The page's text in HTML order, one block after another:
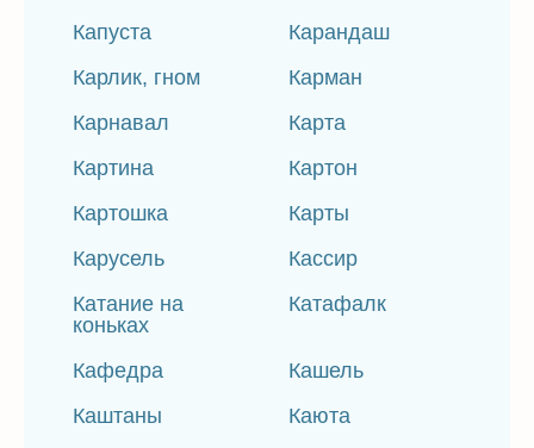
Капуста
Карандаш
Карлик, гном
Карман
Карнавал
Карта
Картина
Картон
Картошка
Карты
Карусель
Кассир
Катание на
коньках
Катафалк
Кафедра
Кашель
Каштаны
Каюта